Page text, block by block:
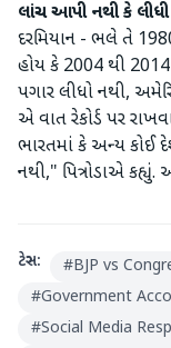
લાંચઆપી નથીકે લીધી
દરમિયાન - ભલે તે 1980
હોય કે 2004 થી
પગાર લીધો નથી,
એ વાત રેકોર્ડ પર
ભારતમાં કે અન્ય કોઈ
નથી," પિત્રોડાએ
ટેગ્સ: #BJP vs
#Government
#Social Media